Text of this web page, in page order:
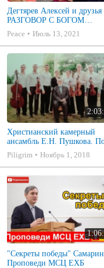
Дегтярев Алексей и друзья
РАЗГОВОР С БОГОМ
Христианские песни МСЦ
2021 (7я)
Peace Июль 13, 2021
Христианский камерный
ансамбль Е.Н. Пушкова.
собрание
Piligrim Ноябрь 1, 2018
"Секреты победы" Самарин Д.В.
Проповеди МСЦ ЕХБ